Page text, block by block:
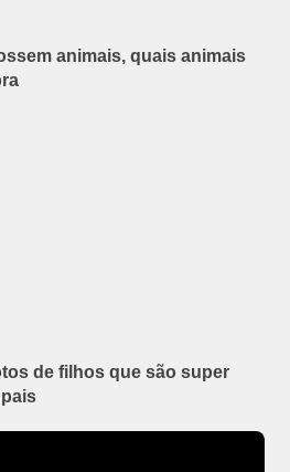
animais, quais animais
de filhos que são super